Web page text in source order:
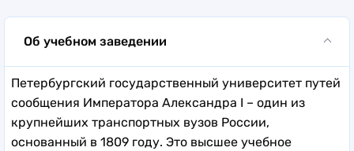
Об учебном заведении
Петербургский государственный университет путей
сообщения Императора Александра I – один из
крупнейших транспортных вузов России,
основанный в 1809 году. Это высшее учебное